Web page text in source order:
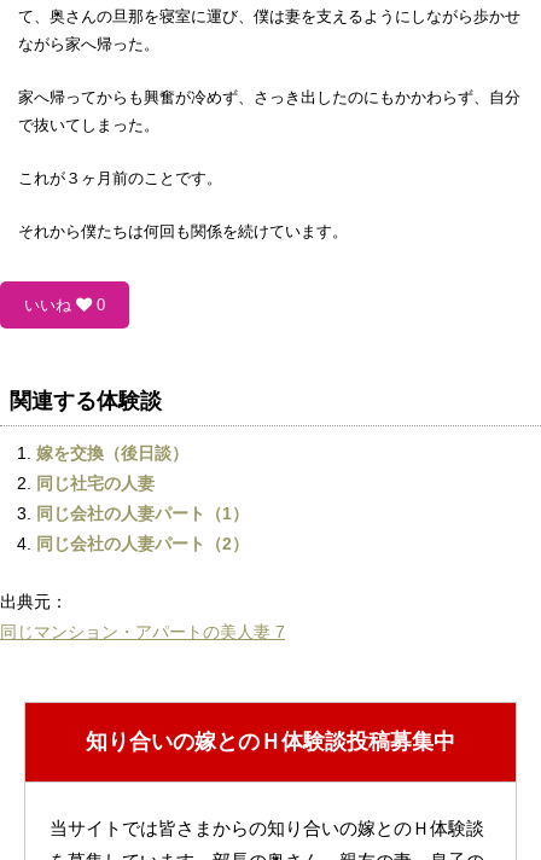
て、奥さんの旦那を寝室に運び、僕は妻を支えるようにしながら歩かせ
ながら家へ帰った。
家へ帰ってからも興奮が冷めず、さっき出したのにもかかわらず、自分
で抜いてしまった。
これが３ヶ月前のことです。
それから僕たちは何回も関係を続けています。
いいね 0
関連する体験談
嫁を交換（後日談）
同じ社宅の人妻
同じ会社の人妻パート（1）
同じ会社の人妻パート（2）
出典元：
同じマンション・アパートの美人妻 7
知り合いの嫁とのＨ体験談投稿募集中
当サイトでは皆さまからの知り合いの嫁とのＨ体験談